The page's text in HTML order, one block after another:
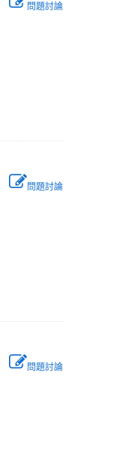
問題討論
問題討論
問題討論